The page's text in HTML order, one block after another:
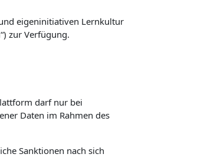
eigeninitiativen Lernkultur
zur Verfügung.
darf nur bei
Daten im Rahmen des
Sanktionen nach sich